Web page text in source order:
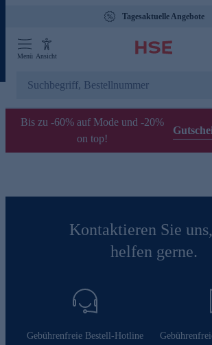
Tagesaktuelle Angebote
Menü Ansicht
Bis zu -60% auf Mode und -20%
on top!
Kontaktieren Sie
helfen gerne.
Gebührenfreie Bestell-Hotline